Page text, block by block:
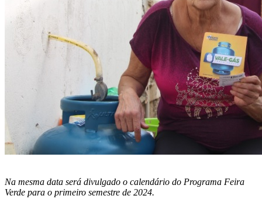
Na mesma data será divulgado o calendário do Programa Feira
Verde para o primeiro semestre de 2024.